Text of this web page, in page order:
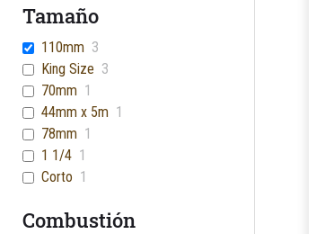
Tamaño
110mm 3
King Size 3
70mm 1
44mm x 5m 1
78mm 1
1 1/4 1
Corto 1
Combustión